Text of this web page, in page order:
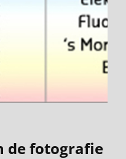
de fotografie